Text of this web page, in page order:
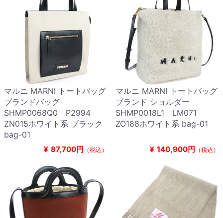
マルニ MARNI トートバッグ
ブランドバッグ
SHMP0068Q0 P2994
ZN015ホワイト系 ブラック
bag-01
¥ 87,700円 （税込）
マルニ MARNI トートバッグ
ブランド ショルダー
SHMP0018L1 LM071
ZO188ホワイト系 bag-01
¥ 140,900円 （税込）